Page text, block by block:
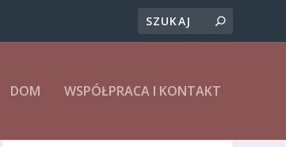
DOM WSPÓŁPRACA I KONTAKT